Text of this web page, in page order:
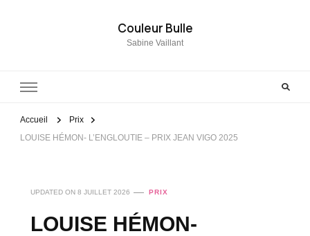
Couleur Bulle
Sabine Vaillant
Accueil
Prix
LOUISE HÉMON- L’ENGLOUTIE – PRIX JEAN VIGO 2025
UPDATED ON 8 JUILLET 2026 PRIX
LOUISE HÉMON-